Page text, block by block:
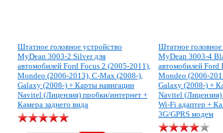
Штатное головное устройство
MyDean 3003-2 Silver для
автомобилей Ford Focus 2 (2005-2011),
Mondeo (2006-2013), C-Max (2008-),
Galaxy (2008-) + Карты навигации
Navitel (Лицензия) пробки/интернет +
Камера заднего вида
Штатное головное
MyDean 3003-4
автомобилей Ford
Mondeo (2006-
Galaxy (2008-) +
Navitel
Wi-Fi адаптер +
3G/GPRS модем